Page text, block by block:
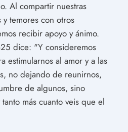
Al compartir nuestras
temores con otros
recibir apoyo y ánimo.
dice: "Y consideremos
estimularnos al amor y a las
no dejando de reunirnos,
de algunos, sino
más cuanto veis que el